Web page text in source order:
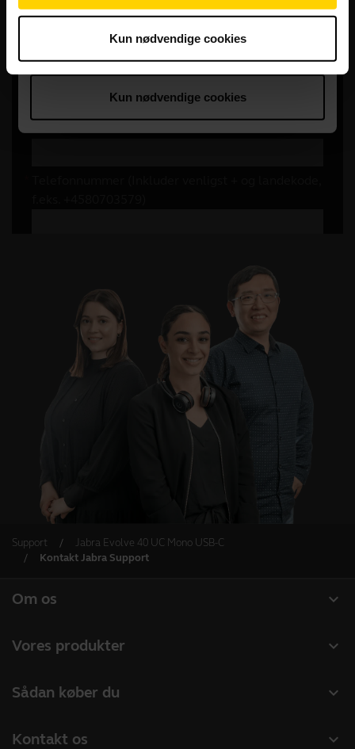
Kun nødvendige cookies
Support
Jabra Evolve 40 UC Mono USB-C
Kontakt Jabra Support
expand_more
Om os
Bæredygtighed
expand_more
Vores produkter
Konferencekameraer
expand_more
Sådan køber du
expand_more
Kontakt os